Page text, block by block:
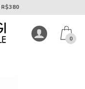
DE R$50
0